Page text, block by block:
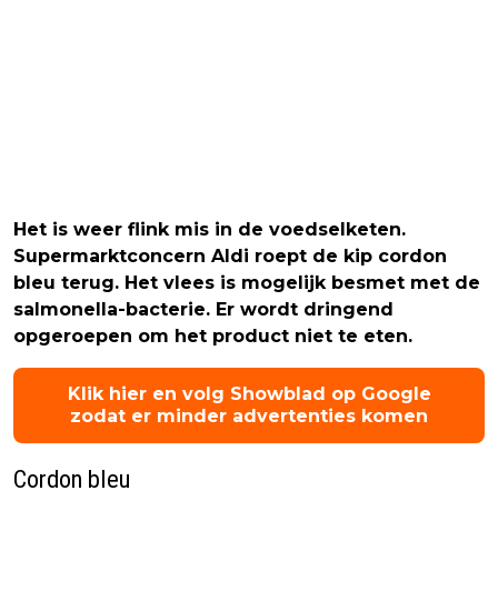
Het is weer flink mis in de voedselketen.
Supermarktconcern Aldi roept de kip cordon
bleu terug. Het vlees is mogelijk besmet met de
salmonella-bacterie. Er wordt dringend
opgeroepen om het product niet te eten.
Klik hier en volg Showblad op Google
zodat er minder advertenties komen
Cordon bleu